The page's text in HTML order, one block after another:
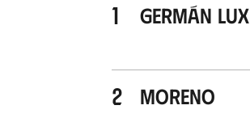
1 Germán Lux
2 Moreno